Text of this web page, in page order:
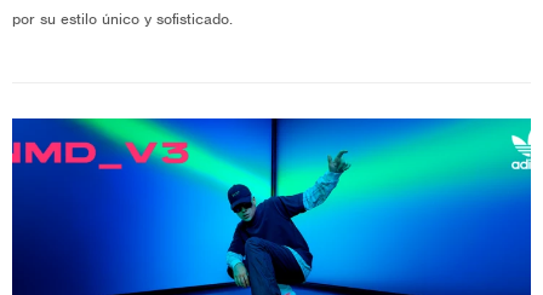
por su estilo único y sofisticado.